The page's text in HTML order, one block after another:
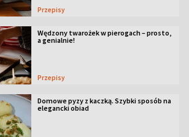
Przepisy
Wędzony twarożek w pierogach – prosto,
a genialnie!
Przepisy
Domowe pyzy z kaczką. Szybki sposób na
elegancki obiad